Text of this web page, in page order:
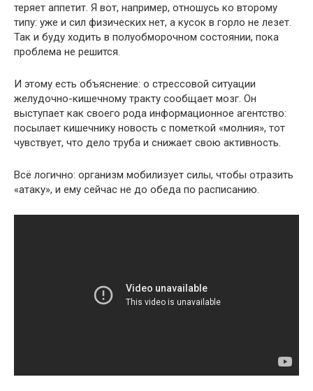
теряет аппетит. Я вот, например, отношусь ко второму
типу: уже и сил физических нет, а кусок в горло не лезет.
Так и буду ходить в полуобморочном состоянии, пока
проблема не решится.
И этому есть объяснение: о стрессовой ситуации
желудочно-кишечному тракту сообщает мозг. Он
выступает как своего рода информационное агентство:
посылает кишечнику новость с пометкой «молния», тот
чувствует, что дело труба и снижает свою активность.
Всё логично: организм мобилизует силы, чтобы отразить
«атаку», и ему сейчас не до обеда по расписанию.